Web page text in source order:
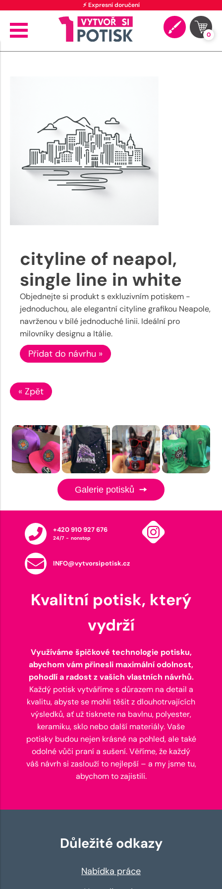
⚡ Expresní doručení
0
cityline of neapol,
single line in white
Objednejte si produkt s exkluzivním potiskem -
jednoduchou, ale elegantní cityline grafikou Neapole,
navrženou v bílé jednoduché linii. Ideální pro
milovníky designu a Itálie.
Přidat do návrhu »
« Zpět
Galerie potisků
+420 910 927 676
24/7 - nonstop
INFO@vytvorsipotisk.cz
Kvalitní potisk, který
vydrží
Využíváme špičkové technologie potisku,
abychom vám přinesli maximální odolnost,
pohodlí a radost z vašich vlastních návrhů.
Každý potisk vytváříme s důrazem na detail a
kvalitu, abyste se mohli těšit z dlouhotrvajících
výsledků, ať už tisknete na bavlnu, polyester,
keramiku, sklo nebo další materiály. Vaše
potisky budou nejen krásné na pohled, ale také
odolné vůči praní a sušení. Věříme, že každý
váš návrh si zaslouží to nejlepší – a my jsme tu,
abychom to zajistili.
Důležité odkazy
Nabídka práce